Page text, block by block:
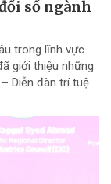
số ngành
trong lĩnh vực
giới thiệu những
Diễn đàn trí tuệ